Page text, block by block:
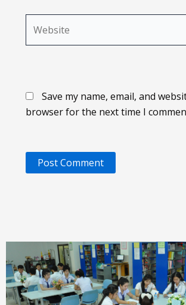
Save my name, email, and
browser for the next time I